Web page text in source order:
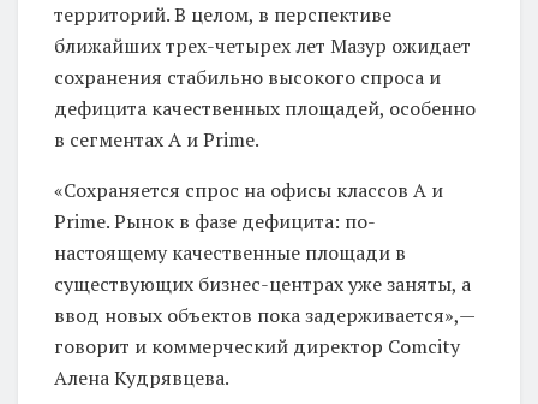
территорий. В целом, в перспективе
ближайших трех-четырех лет Мазур ожидает
сохранения стабильно высокого спроса и
дефицита качественных площадей, особенно
в сегментах А и Prime.
«Сохраняется спрос на офисы классов А и
Prime. Рынок в фазе дефицита: по-
настоящему качественные площади в
существующих бизнес-центрах уже заняты, а
ввод новых объектов пока задерживается»,—
говорит и коммерческий директор Comcity
Алена Кудрявцева.